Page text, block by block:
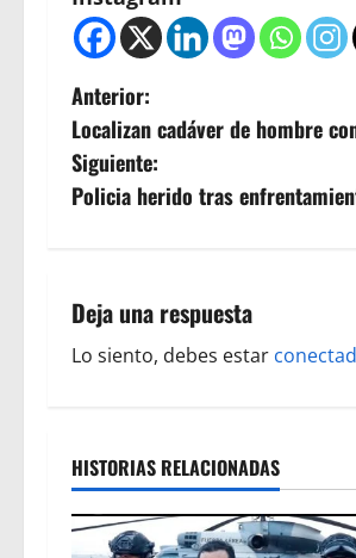
N
a
v
g
a
i
ó
Anterior:
Localizan cadáver de hombre
Siguiente:
Policia herido tras
Deja una respuesta
Lo siento, debes estar
HISTORIAS RELACIONADAS